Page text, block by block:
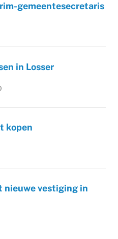
gemeentesecretaris
in Losser
kopen
nieuwe vestiging in